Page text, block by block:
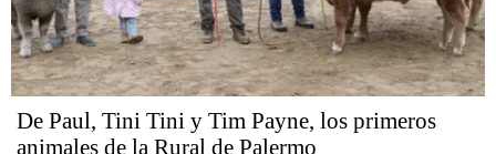
De Paul, Tini Tini y Tim Payne, los primeros
animales de la Rural de Palermo